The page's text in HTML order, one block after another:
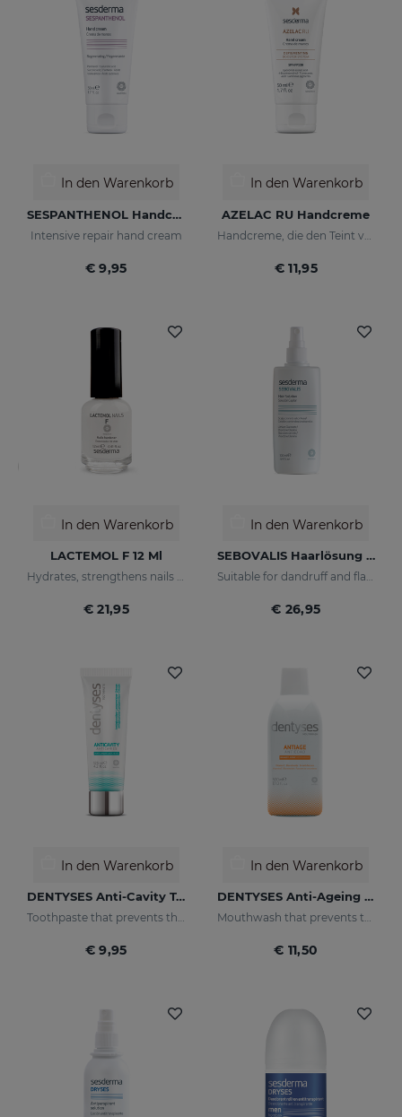
In den Warenkorb
SESPANTHENOL Handcreme
Intensive repair hand cream
€ 9,95
In den Warenkorb
AZELAC RU Handcreme
€ 11,95
In den Warenkorb
LACTEMOL F 12 Ml
Hydrates, strengthens nails making them more flexible and resilient.
€ 21,95
In den Warenkorb
SEBOVALIS Haarlösung 100 Ml
Suitable for dandruff and flaking of the scalp
€ 26,95
In den Warenkorb
DENTYSES Anti-Cavity Toothpaste
Toothpaste that prevents the appearance of cavities
€ 9,95
In den Warenkorb
DENTYSES Anti-Ageing Mouthwash
Mouthwash that prevents the signs of oral ageing
€ 11,50